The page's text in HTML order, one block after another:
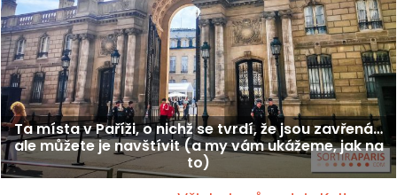
Ta místa v Paříži, o nichž se tvrdí, že jsou zavřená…
ale můžete je navštívit (a my vám ukážeme, jak na
to)